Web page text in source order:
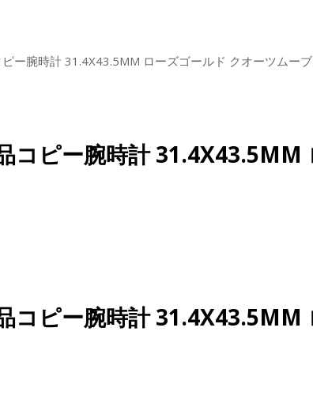
ー腕時計 31.4X43.5MM ローズゴールド クオーツムーブ
コピー腕時計
コピー腕時計